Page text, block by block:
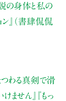
説の身体と私の
』（書肆侃侃
つわる真剣で滑
ません』『もっ